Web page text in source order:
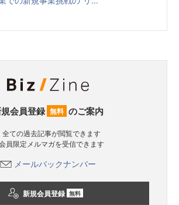
会員登録 無料 のご案内
全ての過去記事が閲覧できます
員限定メルマガを受信できます
メールバックナンバー
新規会員登録 無料